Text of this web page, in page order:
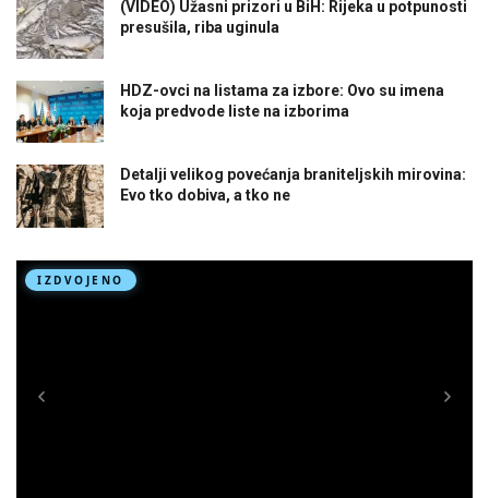
(VIDEO) Užasni prizori u BiH: Rijeka u potpunosti
presušila, riba uginula
HDZ-ovci na listama za izbore: Ovo su imena
koja predvode liste na izborima
Detalji velikog povećanja braniteljskih mirovina:
Evo tko dobiva, a tko ne